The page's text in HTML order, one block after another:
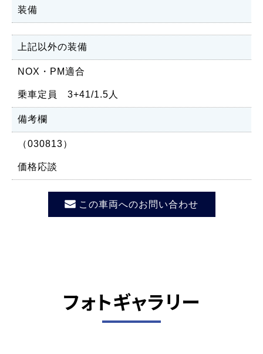
装備
上記以外の装備
NOX・PM適合
乗車定員 3+41/1.5人
備考欄
（030813）
価格応談
この車両へのお問い合わせ
フォトギャラリー